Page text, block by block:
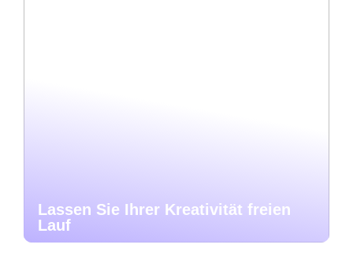
Lassen Sie Ihrer Kreativität freien
Lauf